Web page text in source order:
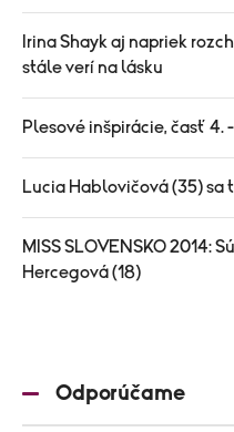
Irina Shayk aj napriek
stále verí na lásku
Plesové inšpirácie, časť 4.
Lucia Hablovičová (35) sa
MISS SLOVENSKO 2014:
Hercegová (18)
Odporúčame